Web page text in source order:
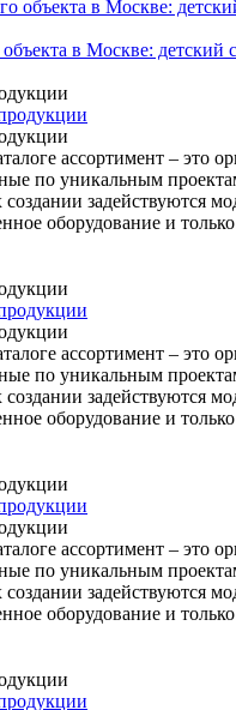
в Москве: детский
ассортимент – это
по уникальным
задействуются
оборудование и
ассортимент – это
по уникальным
задействуются
оборудование и
ассортимент – это
по уникальным
задействуются
оборудование и